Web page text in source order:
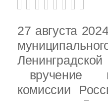
27 августа
вручение
комиссии